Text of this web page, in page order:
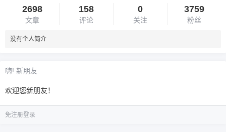
2698
文章
158
评论
0
关注
3759
粉丝
没有个人简介
嗨! 新朋友
欢迎您新朋友！
免注册登录